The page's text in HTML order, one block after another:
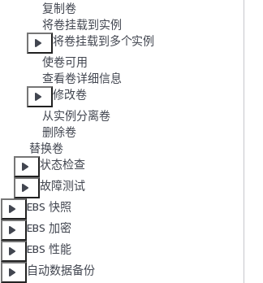
复制卷
将卷挂载到实例
将卷挂载到多个实例
使卷可用
查看卷详细信息
修改卷
从实例分离卷
删除卷
替换卷
状态检查
故障测试
EBS 快照
EBS 加密
EBS 性能
自动数据备份